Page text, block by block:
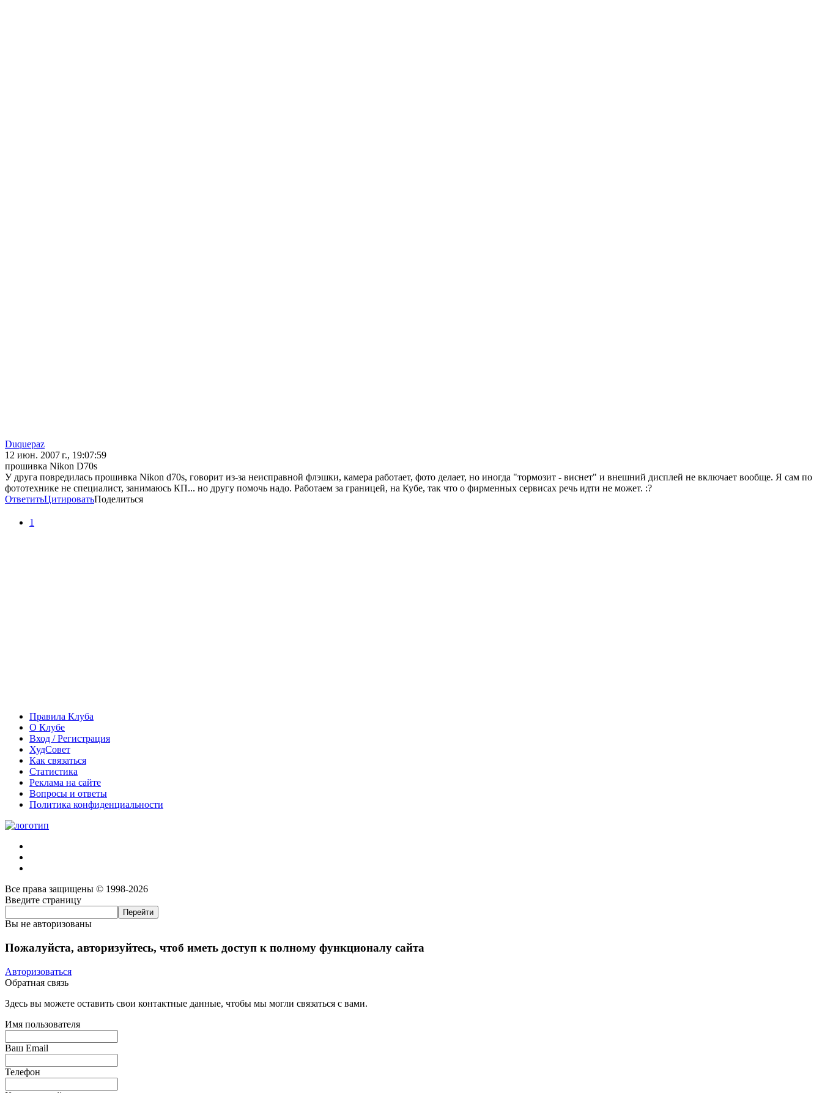
Duquepaz
12 июн. 2007 г., 19:07:59
прошивка Nikon D70s
У друга повредилась прошивка Nikon d70s, говорит из-за неисправной флэшки, камера работает, фото делает, но иногда "тормозит - виснет" и внешний дисплей не включает вообще. Я сам по
фототехнике не специалист, занимаюсь КП... но другу помочь надо. Работаем за границей, на Кубе, так что о фирменных сервисах речь идти не может. :?
ОтветитьЦитироватьПоделиться
1
Правила Клуба
О Клубе
Вход / Регистрация
ХудСовет
Как связаться
Статистика
Реклама на сайте
Вопросы и ответы
Политика конфиденциальности
Все права защищены © 1998-2026
Введите страницу
Вы не авторизованы
Пожалуйста, авторизуйтесь, чтоб иметь доступ к полному функционалу сайта
Авторизоваться
Обратная связь
Здесь вы можете оставить свои контактные данные, чтобы мы могли связаться с вами.
Имя пользователя
Ваш Email
Телефон